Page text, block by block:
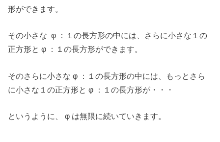
形ができます。
その小さな φ ：１の長方形の中には、さらに小さな１の
正方形と φ ：１の長方形ができます。
そのさらに小さな φ ：１の長方形の中には、もっとさら
に小さな１の正方形と φ ：１の長方形が・・・
というように、 φ は無限に続いていきます。